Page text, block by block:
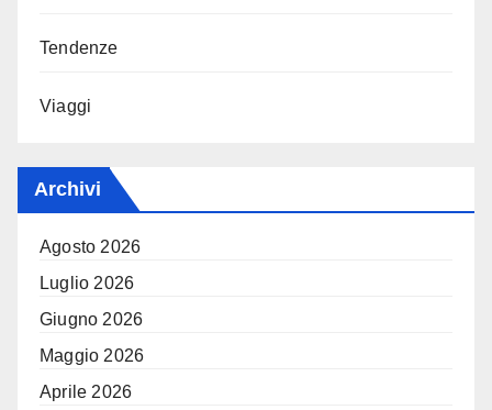
Tendenze
Viaggi
Archivi
Agosto 2026
Luglio 2026
Giugno 2026
Maggio 2026
Aprile 2026